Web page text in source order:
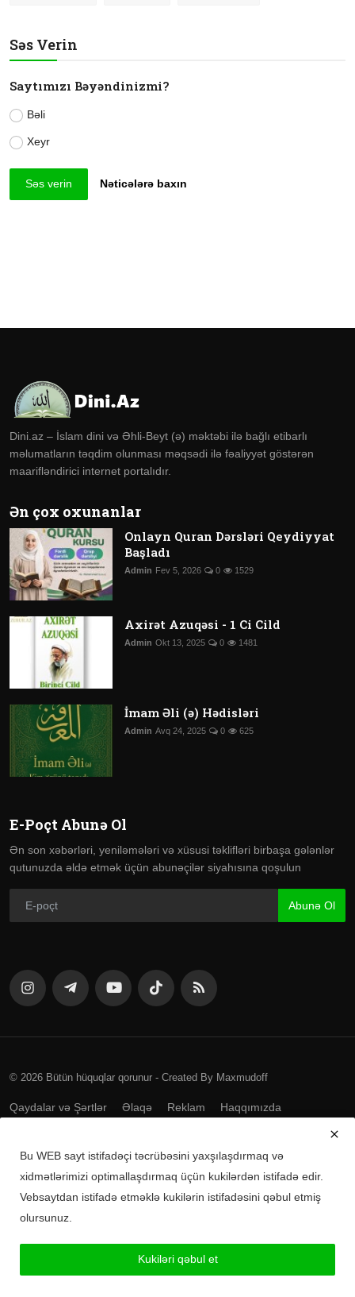
Səs Verin
Saytımızı Bəyəndinizmi?
Bəli
Xeyr
Səs verin Nəticələrə baxın
Dini.az – İslam dini və Əhli-Beyt (ə) məktəbi ilə bağlı etibarlı
məlumatların təqdim olunması məqsədi ilə fəaliyyət göstərən
maarifləndirici internet portalıdır.
Ən çox oxunanlar
Onlayn Quran Dərsləri Qeydiyyat
Başladı
Admin Fev 5, 2026 0 1529
Axirət Azuqəsi - 1 Ci Cild
Admin Okt 13, 2025 0 1481
İmam Əli (ə) Hədisləri
Admin Avq 24, 2025 0 625
E-Poçt Abunə Ol
Ən son xəbərləri, yeniləmələri və xüsusi təklifləri birbaşa gələnlər
qutunuzda əldə etmək üçün abunəçilər siyahısına qoşulun
Abunə Ol
© 2026 Bütün hüquqlar qorunur - Created By Maxmudoff
Qaydalar və Şərtlər Əlaqə Reklam Haqqımızda
Bu WEB sayt istifadəçi təcrübəsini yaxşılaşdırmaq və
xidmətlərimizi optimallaşdırmaq üçün kukilərdən istifadə edir.
Vebsaytdan istifadə etməklə kukilərin istifadəsini qəbul etmiş
olursunuz.
Kukiləri qəbul et
Android üçün yüklə
iPhone üçün yüklə